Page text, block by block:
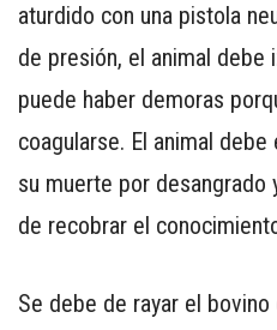
aturdido con una pistola
de presión, el animal
puede haber demoras
coagularse. El animal
su muerte por desangrado
de recobrar el
Se debe de rayar el